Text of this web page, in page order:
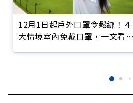
12月1日起戶外口罩令鬆綁！４
大情境室內免戴口罩，一文看懂